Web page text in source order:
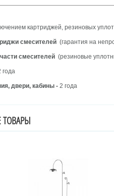
картриджей, резиновых
смесителей (гарантия на
смесителей (резиновые
года
двери, кабины -2 года